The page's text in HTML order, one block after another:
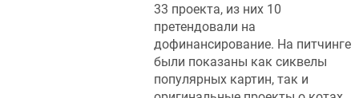
33 проекта, из них 10
претендовали на
дофинансирование. На питчинге
были показаны как сиквелы
популярных картин, так и